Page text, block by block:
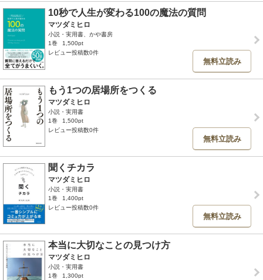
10秒で人生が変わる100の魔法の質問
マツダミヒロ
小説・実用書、かや書房
1巻
1,500pt
レビュー投稿数0件
無料立読み
もう1つの居場所をつくる
マツダミヒロ
小説・実用書
1巻
1,500pt
レビュー投稿数0件
無料立読み
聞くチカラ
マツダミヒロ
小説・実用書
1巻
1,400pt
レビュー投稿数0件
無料立読み
本当に大切なことの見つけ方
マツダミヒロ
小説・実用書
1巻
1,300pt